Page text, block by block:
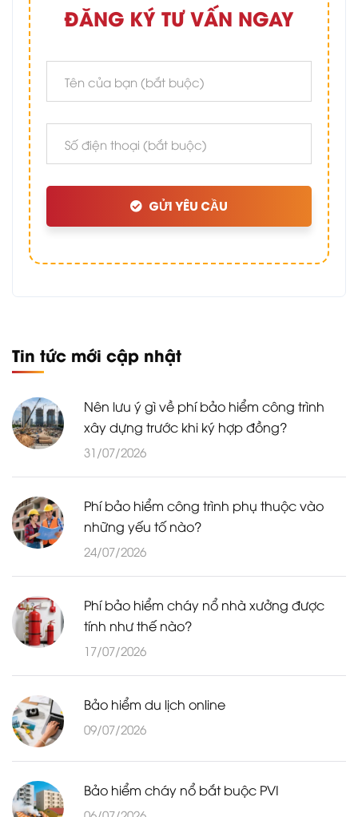
ĐĂNG KÝ TƯ VẤN NGAY
GỬI YÊU CẦU
Tin tức mới cập nhật
Nên lưu ý gì về phí bảo hiểm công trình
xây dựng trước khi ký hợp đồng?
31/07/2026
Phí bảo hiểm công trình phụ thuộc vào
những yếu tố nào?
24/07/2026
Phí bảo hiểm cháy nổ nhà xưởng được
tính như thế nào?
17/07/2026
Bảo hiểm du lịch online
09/07/2026
Bảo hiểm cháy nổ bắt buộc PVI